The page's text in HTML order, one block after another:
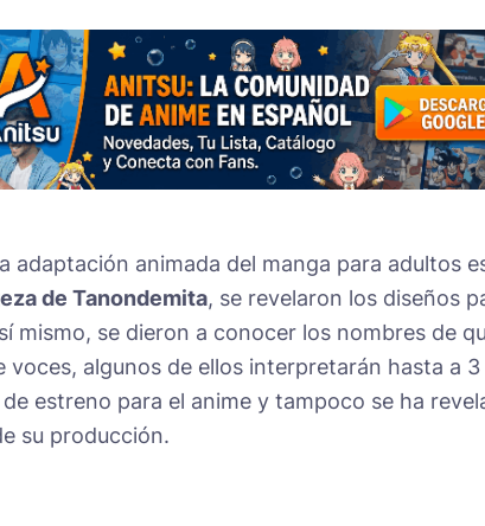
adaptación animada del manga para adultos
de Tanondemita, se revelaron los diseños
mismo, se dieron a conocer los nombres de
algunos de ellos interpretarán hasta a 3
estreno para el anime y tampoco se ha
su producción.